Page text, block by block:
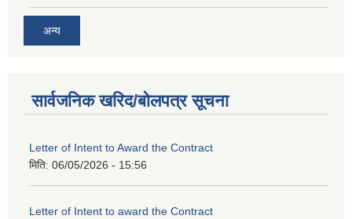
अन्य
सार्वजनिक खरिद/बोलपत्र सूचना
Letter of Intent to Award the Contract
मिति: 06/05/2026 - 15:56
Letter of Intent to award the Contract